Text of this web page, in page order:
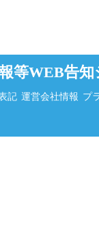
等WEB告知
記 運営会社情報 プ